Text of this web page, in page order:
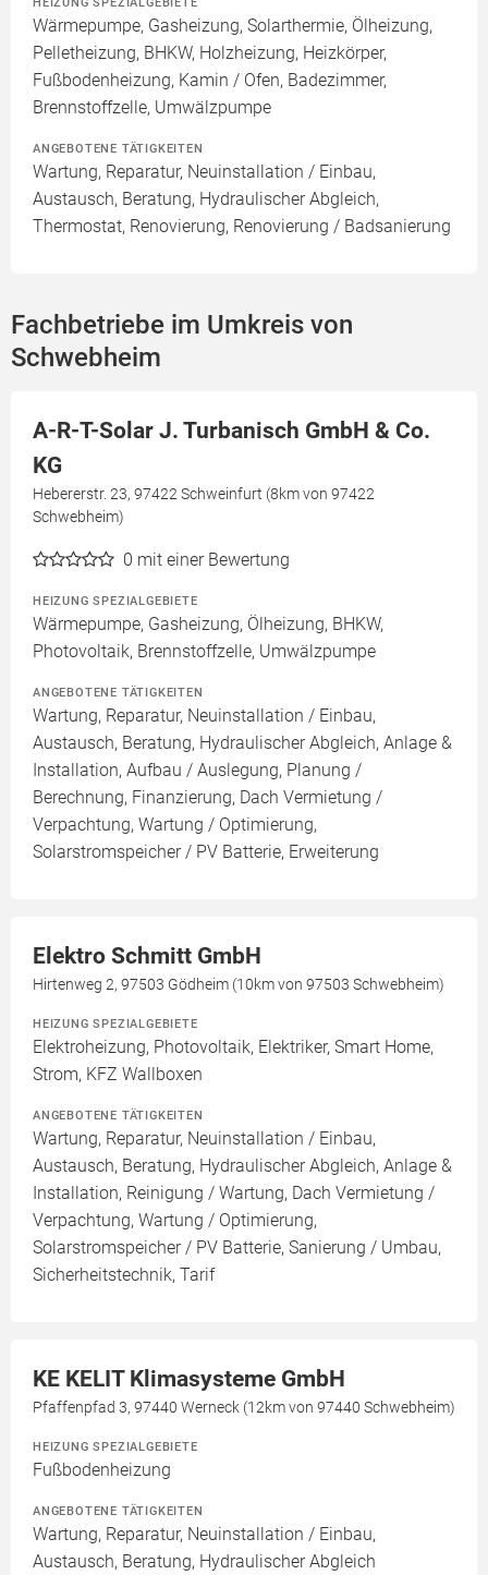
Wärmepumpe, Gasheizung, Solarthermie, Ölheizung,
Pelletheizung, BHKW, Holzheizung, Heizkörper,
Fußbodenheizung, Kamin / Ofen, Badezimmer,
Brennstoffzelle, Umwälzpumpe
ANGEBOTENE TÄTIGKEITEN
Wartung, Reparatur, Neuinstallation / Einbau,
Austausch, Beratung, Hydraulischer Abgleich,
Thermostat, Renovierung, Renovierung / Badsanierung
Fachbetriebe im Umkreis von
Schwebheim
A-R-T-Solar J. Turbanisch GmbH & Co.
KG
Hebererstr. 23, 97422 Schweinfurt (8km von 97422
Schwebheim)
0 mit einer Bewertung
HEIZUNG SPEZIALGEBIETE
Wärmepumpe, Gasheizung, Ölheizung, BHKW,
Photovoltaik, Brennstoffzelle, Umwälzpumpe
ANGEBOTENE TÄTIGKEITEN
Wartung, Reparatur, Neuinstallation / Einbau,
Austausch, Beratung, Hydraulischer Abgleich, Anlage &
Installation, Aufbau / Auslegung, Planung /
Berechnung, Finanzierung, Dach Vermietung /
Verpachtung, Wartung / Optimierung,
Solarstromspeicher / PV Batterie, Erweiterung
Elektro Schmitt GmbH
Hirtenweg 2, 97503 Gödheim (10km von 97503 Schwebheim)
HEIZUNG SPEZIALGEBIETE
Elektroheizung, Photovoltaik, Elektriker, Smart Home,
Strom, KFZ Wallboxen
ANGEBOTENE TÄTIGKEITEN
Wartung, Reparatur, Neuinstallation / Einbau,
Austausch, Beratung, Hydraulischer Abgleich, Anlage &
Installation, Reinigung / Wartung, Dach Vermietung /
Verpachtung, Wartung / Optimierung,
Solarstromspeicher / PV Batterie, Sanierung / Umbau,
Sicherheitstechnik, Tarif
KE KELIT Klimasysteme GmbH
Pfaffenpfad 3, 97440 Werneck (12km von 97440 Schwebheim)
HEIZUNG SPEZIALGEBIETE
Fußbodenheizung
ANGEBOTENE TÄTIGKEITEN
Wartung, Reparatur, Neuinstallation / Einbau,
Austausch, Beratung, Hydraulischer Abgleich